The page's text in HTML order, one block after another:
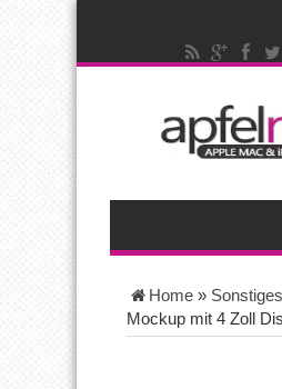
Home » Sonstiges
Mockup mit 4 Zoll